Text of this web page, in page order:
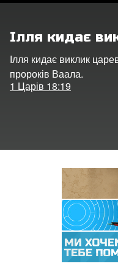
Ілля кидає
Ілля кидає виклик
пророків Ваала.
1 Царів 18:19